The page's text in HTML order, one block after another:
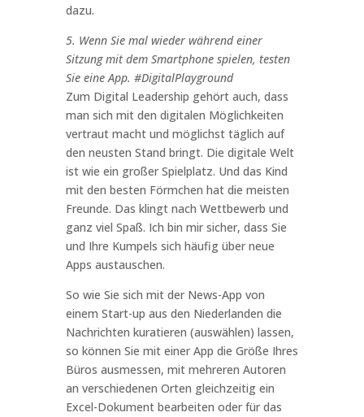
dazu.
5. Wenn Sie mal wieder während einer
Sitzung mit dem Smartphone spielen, testen
Sie eine App. #DigitalPlayground
Zum Digital Leadership gehört auch, dass
man sich mit den digitalen Möglichkeiten
vertraut macht und möglichst täglich auf
den neusten Stand bringt. Die digitale Welt
ist wie ein großer Spielplatz. Und das Kind
mit den besten Förmchen hat die meisten
Freunde. Das klingt nach Wettbewerb und
ganz viel Spaß. Ich bin mir sicher, dass Sie
und Ihre Kumpels sich häufig über neue
Apps austauschen.
So wie Sie sich mit der News-App von
einem Start-up aus den Niederlanden die
Nachrichten kuratieren (auswählen) lassen,
so können Sie mit einer App die Größe Ihres
Büros ausmessen, mit mehreren Autoren
an verschiedenen Orten gleichzeitig ein
Excel-Dokument bearbeiten oder für das